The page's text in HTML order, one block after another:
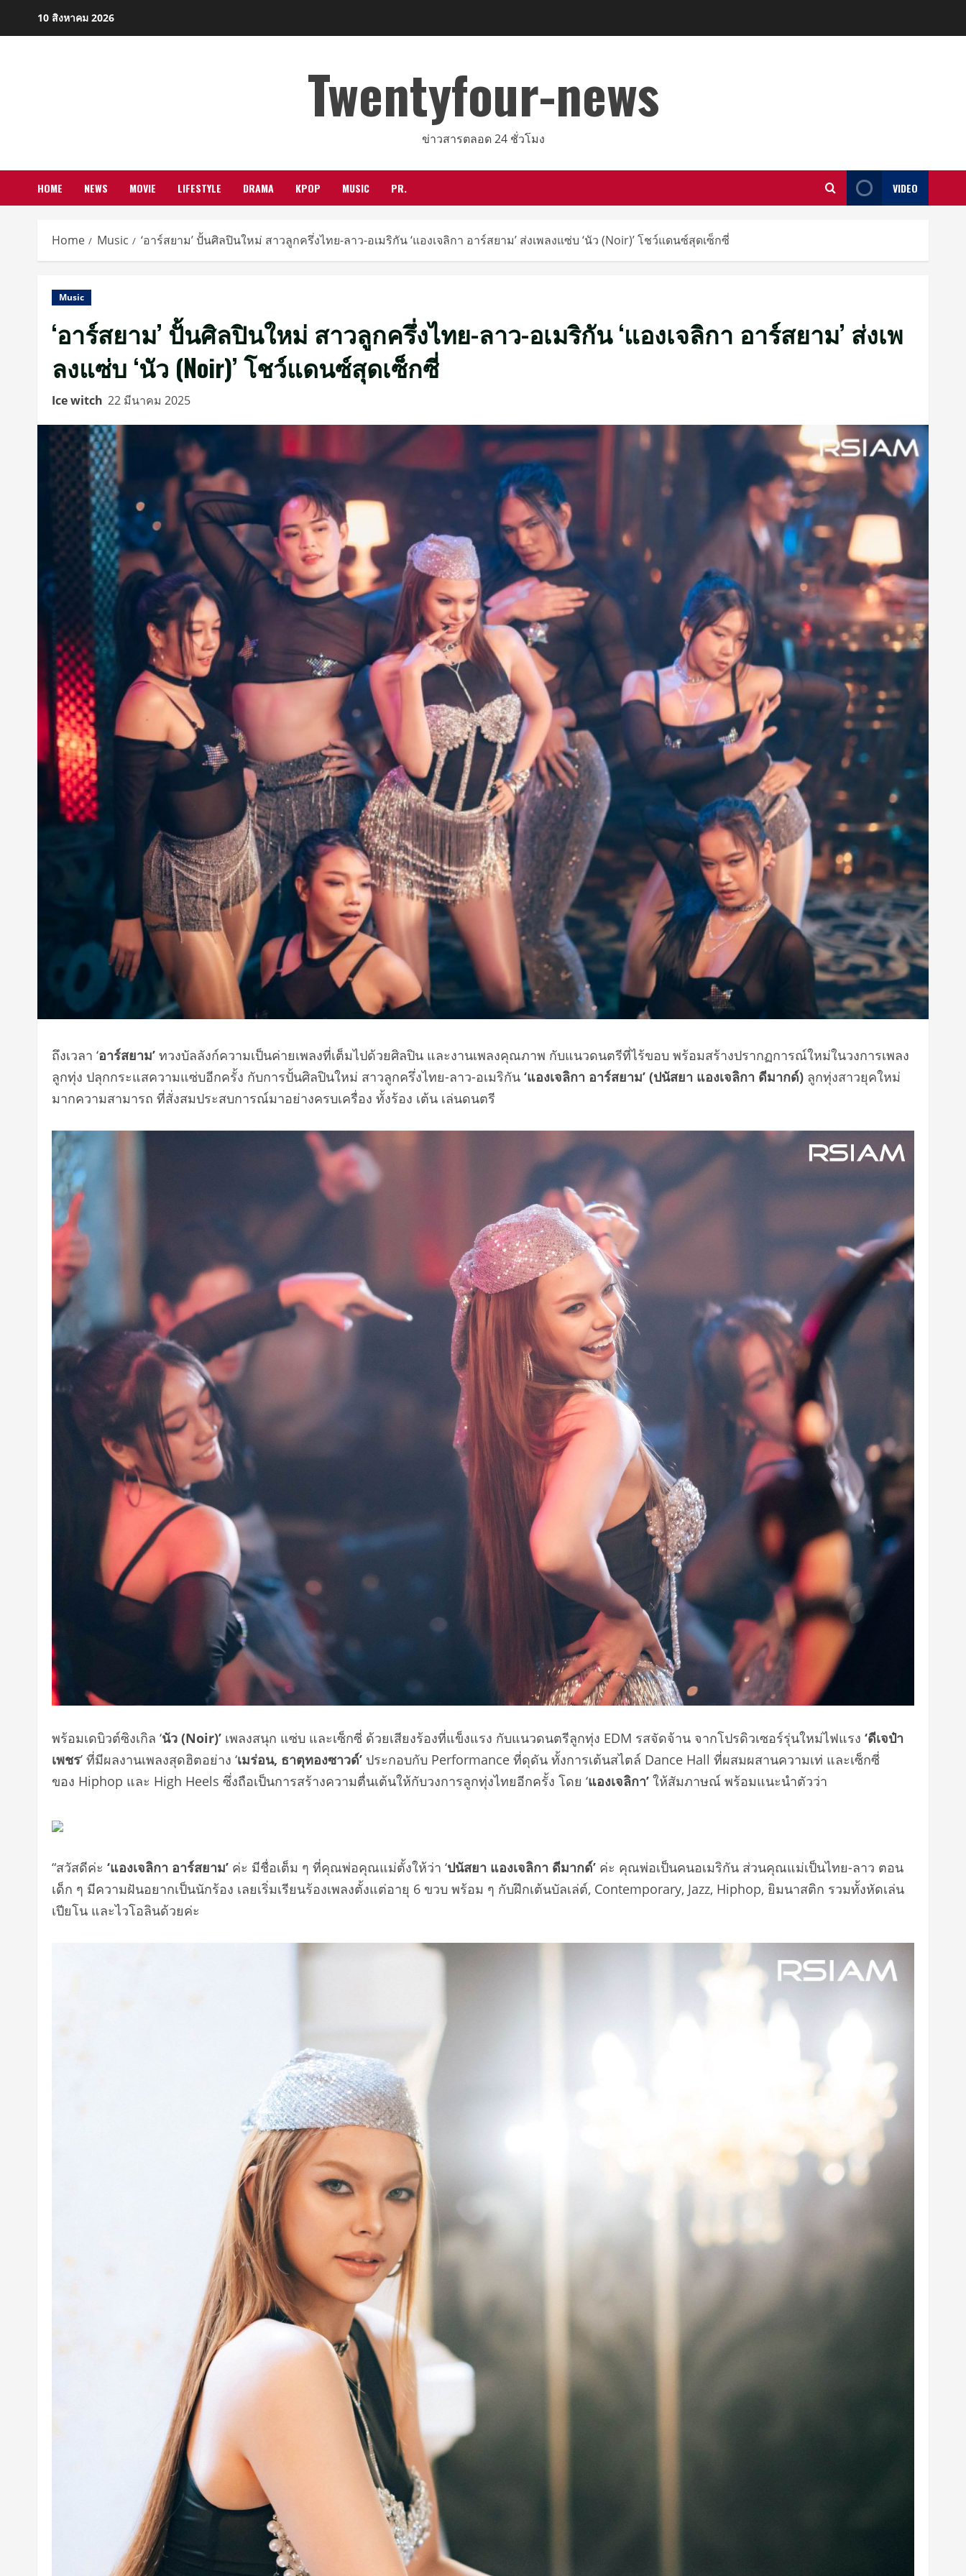
10 สิงหาคม 2026
Twentyfour-news
ข่าวสารตลอด 24 ชั่วโมง
HOME NEWS MOVIE LIFESTYLE DRAMA KPOP MUSIC PR. VIDEO
Home Music ‘อาร์สยาม’ ปั้นศิลปินใหม่ สาวลูกครึ่งไทย-ลาว-อเมริกัน ‘แองเจลิกา อาร์สยาม’ ส่งเพลงแซ่บ ‘นัว (Noir)’ โชว์แดนซ์สุดเซ็กซี่
Music
‘อาร์สยาม’ ปั้นศิลปินใหม่ สาวลูกครึ่งไทย-ลาว-อเมริกัน ‘แองเจลิกา อาร์สยาม’ ส่งเพ
ลงแซ่บ ‘นัว (Noir)’ โชว์แดนซ์สุดเซ็กซี่
Ice witch 22 มีนาคม 2025
ถึงเวลา ‘อาร์สยาม’ ทวงบัลลังก์ความเป็นค่ายเพลงที่เต็มไปด้วยศิลปิน และงานเพลงคุณภาพ กับแนวดนตรีที่ไร้ขอบ พร้อมสร้างปรากฏการณ์ใหม่ในวงการเพลง
ลูกทุ่ง ปลุกกระแสความแซ่บอีกครั้ง กับการปั้นศิลปินใหม่ สาวลูกครึ่งไทย-ลาว-อเมริกัน ‘แองเจลิกา อาร์สยาม’ (ปนัสยา แองเจลิกา ดีมากด์) ลูกทุ่งสาวยุคใหม่
มากความสามารถ ที่สั่งสมประสบการณ์มาอย่างครบเครื่อง ทั้งร้อง เต้น เล่นดนตรี
พร้อมเดบิวต์ซิงเกิล ‘นัว (Noir)’ เพลงสนุก แซ่บ และเซ็กซี่ ด้วยเสียงร้องที่แข็งแรง กับแนวดนตรีลูกทุ่ง EDM รสจัดจ้าน จากโปรดิวเซอร์รุ่นใหม่ไฟแรง ‘ดีเจป๋า
เพชร’ ที่มีผลงานเพลงสุดฮิตอย่าง ‘เมร่อน, ธาตุทองซาวด์’ ประกอบกับ Performance ที่ดุดัน ทั้งการเต้นสไตล์ Dance Hall ที่ผสมผสานความเท่ และเซ็กซี่
ของ Hiphop และ High Heels ซึ่งถือเป็นการสร้างความตื่นเต้นให้กับวงการลูกทุ่งไทยอีกครั้ง โดย ‘แองเจลิกา’ ให้สัมภาษณ์ พร้อมแนะนำตัวว่า
“สวัสดีค่ะ ‘แองเจลิกา อาร์สยาม’ ค่ะ มีชื่อเต็ม ๆ ที่คุณพ่อคุณแม่ตั้งให้ว่า ‘ปนัสยา แองเจลิกา ดีมากด์’ ค่ะ คุณพ่อเป็นคนอเมริกัน ส่วนคุณแม่เป็นไทย-ลาว ตอน
เด็ก ๆ มีความฝันอยากเป็นนักร้อง เลยเริ่มเรียนร้องเพลงตั้งแต่อายุ 6 ขวบ พร้อม ๆ กับฝึกเต้นบัลเล่ต์, Contemporary, Jazz, Hiphop, ยิมนาสติก รวมทั้งหัดเล่น
เปียโน และไวโอลินด้วยค่ะ